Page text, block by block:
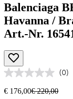
Balenciaga
Havanna /
Art.-Nr.
(0)
€ 176,00€ 220,00